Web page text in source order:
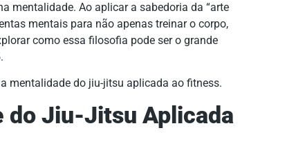
mentalidade. Ao aplicar a sabedoria da “arte
mentais para não apenas treinar o corpo,
como essa filosofia pode ser o grande
do Jiu-Jitsu Aplicada